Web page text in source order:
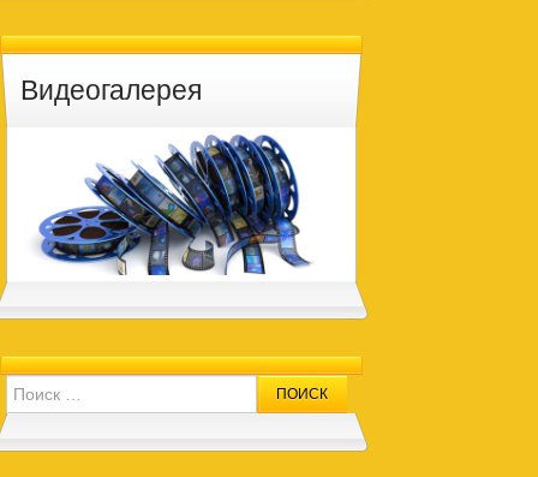
Видеогалерея
Search for: